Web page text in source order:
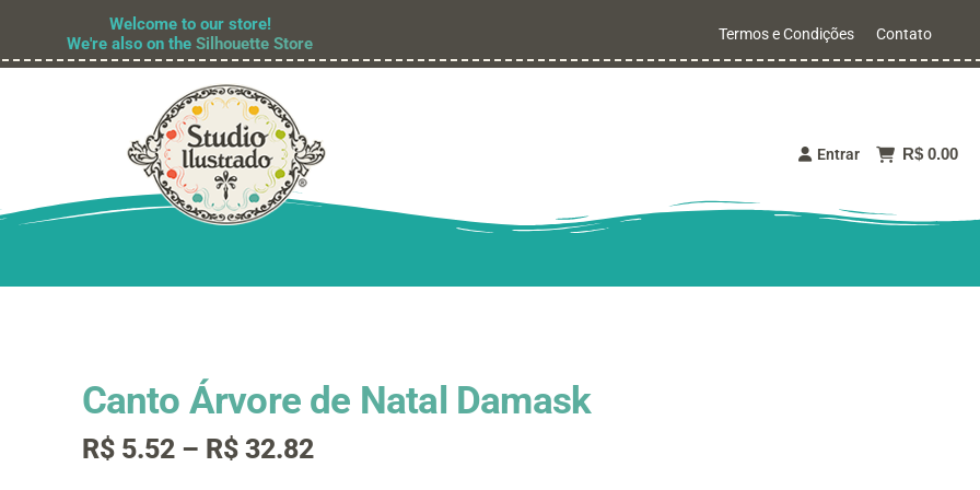
Welcome to our store!
We're also on theSilhouette Store Termos e Condições Contato
Entrar R$ 0.00
Canto Árvore de Natal Damask
R$5.52 – R$32.82Faixa